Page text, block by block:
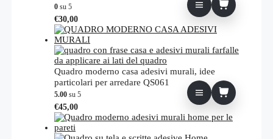
opzioni
possono
essere
scelte
nella
pagina
del
prodotto
0 su 5
€30,00
Quadro moderno casa adesivi murali, idee
particolari per arredare QS061
5.00 su 5
€45,00